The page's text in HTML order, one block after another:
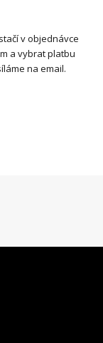
v objednávce
a vybrat platbu
na email.